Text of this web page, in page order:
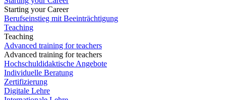
Starting your Career
Berufseinstieg mit Beeinträchtigung
Teaching
Teaching
Advanced training for teachers
Advanced training for teachers
Hochschuldidaktische Angebote
Individuelle Beratung
Zertifizierung
Digitale Lehre